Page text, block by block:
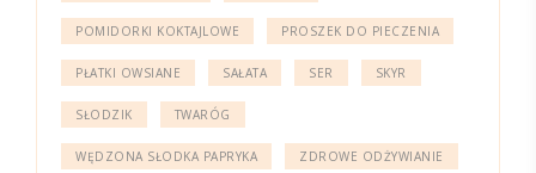
POMIDORKI KOKTAJLOWE PROSZEK DO PIECZENIA
PŁATKI OWSIANE SAŁATA SER SKYR
SŁODZIK TWARÓG
WĘDZONA SŁODKA PAPRYKA ZDROWE ODŻYWIANIE